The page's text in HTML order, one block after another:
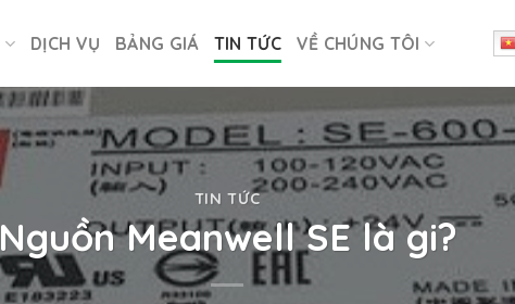
DỊCH VỤ BẢNG GIÁ TIN TỨC VỀ CHÚNG TÔI
TIN TỨC
Nguồn Meanwell SE là gi?